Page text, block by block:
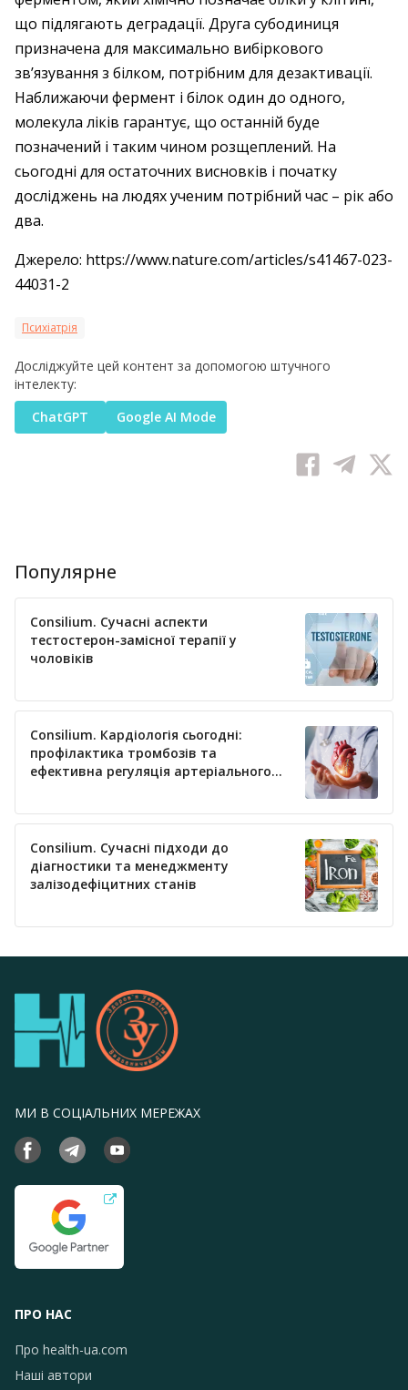
що підлягають деградації. Друга субодиниця
призначена для максимально вибіркового
зв’язування з білком, потрібним для дезактивації.
Наближаючи фермент і білок один до одного,
молекула ліків гарантує, що останній буде
позначений і таким чином розщеплений. На
сьогодні для остаточних висновків і початку
досліджень на людях ученим потрібний час – рік або
два.
Джерело: https://www.nature.com/articles/s41467-023-
44031-2
Психіатрія
Досліджуйте цей контент за допомогою штучного
інтелекту:
ChatGPT
Google AI Mode
Популярне
Consilium. Сучасні аспекти
тестостерон-замісної терапії у
чоловіків
Consilium. Кардіологія сьогодні:
профілактика тромбозів та
ефективна регуляція артеріального
Consilium. Сучасні підходи до
діагностики та менеджменту
залізодефіцитних станів
МИ В СОЦІАЛЬНИХ МЕРЕЖАХ
ПРО НАС
Про health-ua.com
Наші автори